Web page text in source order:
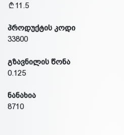
11.5
პროდუქტის კოდი
33800
გზავნილის წონა
0.125
ნანახია
8710